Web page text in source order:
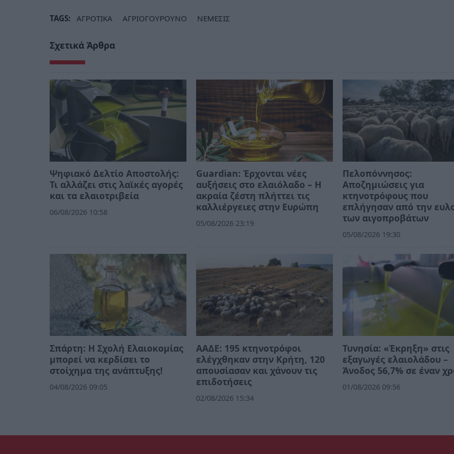
TAGS: ΑΓΡΟΤΙΚΑ ΑΓΡΙΟΓΟΥΡΟΥΝΟ ΝΕΜΕΣΙΣ
Σχετικά Άρθρα
Ψηφιακό Δελτίο Αποστολής:
Τι αλλάζει στις λαϊκές αγορές
και τα ελαιοτριβεία
06/08/2026 10:58
Guardian: Έρχονται νέες
αυξήσεις στο ελαιόλαδο – Η
ακραία ζέστη πλήττει τις
καλλιέργειες στην Ευρώπη
05/08/2026 23:19
Πελοπόννησος:
Αποζημιώσεις για
κτηνοτρόφους που
επλήγησαν από την
των αιγοπροβάτων
05/08/2026 19:30
Σπάρτη: Η Σχολή Ελαιοκομίας
μπορεί να κερδίσει το
στοίχημα της ανάπτυξης!
04/08/2026 09:05
ΑΑΔΕ: 195 κτηνοτρόφοι
ελέγχθηκαν στην Κρήτη, 120
απουσίασαν και χάνουν τις
επιδοτήσεις
02/08/2026 15:34
Τυνησία: «Έκρηξη» στις
εξαγωγές ελαιολάδου –
Άνοδος 56,7% σε έναν
01/08/2026 09:56